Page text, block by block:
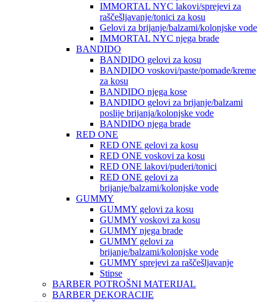
IMMORTAL NYC lakovi/sprejevi za
raščešljavanje/tonici za kosu
Gelovi za brijanje/balzami/kolonjske vode
IMMORTAL NYC njega brade
BANDIDO
BANDIDO gelovi za kosu
BANDIDO voskovi/paste/pomade/kreme
za kosu
BANDIDO njega kose
BANDIDO gelovi za brijanje/balzami
poslije brijanja/kolonjske vode
BANDIDO njega brade
RED ONE
RED ONE gelovi za kosu
RED ONE voskovi za kosu
RED ONE lakovi/puderi/tonici
RED ONE gelovi za
brijanje/balzami/kolonjske vode
GUMMY
GUMMY gelovi za kosu
GUMMY voskovi za kosu
GUMMY njega brade
GUMMY gelovi za
brijanje/balzami/kolonjske vode
GUMMY sprejevi za raščešljavanje
Stipse
BARBER POTROŠNI MATERIJAL
BARBER DEKORACIJE